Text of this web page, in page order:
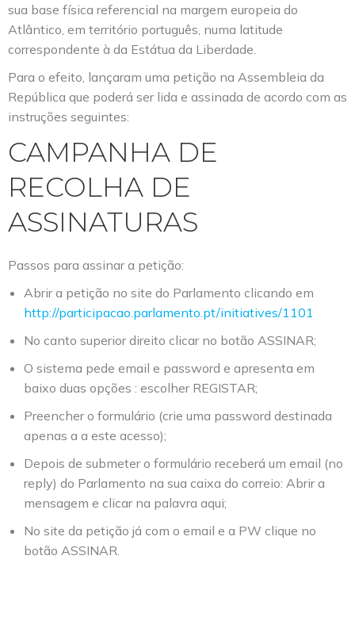
sua base física referencial na margem europeia do
Atlântico, em território português, numa latitude
correspondente à da Estátua da Liberdade.
Para o efeito, lançaram uma petição na Assembleia da
República que poderá ser lida e assinada de acordo com as
instruções seguintes:
CAMPANHA DE
RECOLHA DE
ASSINATURAS
Passos para assinar a petição:
Abrir a petição no site do Parlamento clicando em
http://participacao.parlamento.pt/initiatives/1101
No canto superior direito clicar no botão ASSINAR;
O sistema pede email e password e apresenta em
baixo duas opções : escolher REGISTAR;
Preencher o formulário (crie uma password destinada
apenas a a este acesso);
Depois de submeter o formulário receberá um email (no
reply) do Parlamento na sua caixa do correio: Abrir a
mensagem e clicar na palavra aqui;
No site da petição já com o email e a PW clique no
botão ASSINAR.